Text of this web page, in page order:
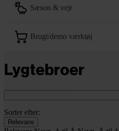
sæson & vejr
brugt/demo værktøj
Lygtebroer
Sorter efter:
Relevans